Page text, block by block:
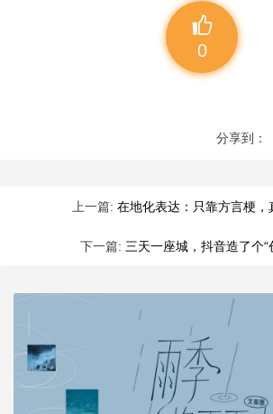
0
分享到：
上一篇: 在地化表达：只靠方言梗，
下一篇: 三天一座城，抖音造了个“